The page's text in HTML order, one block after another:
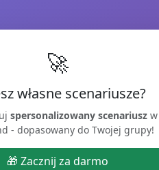
🚀
własne scenariusze?
spersonalizowany scenariusz w
- dopasowany do Twojej grupy!
🎁 Zacznij za darmo